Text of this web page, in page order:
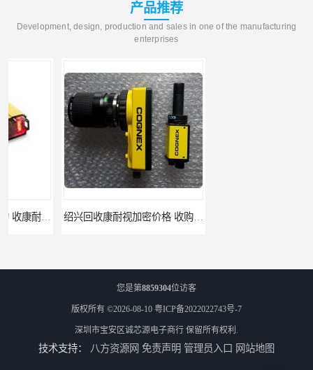
产品推荐
Development, design, production and sales in one of the manufacturing
enterprises
绍兴回收康耐视加密价格 收购康耐视加密狗 支持各种支付方式
您是第8859304位访客
版权所有 ©2026-08-10 粤ICP备2022022743号-7
深圳市宝安区诚芯源电子商行 保留所有权利.
技术支持： 八方资源网 免责声明 管理员入口 网站地图